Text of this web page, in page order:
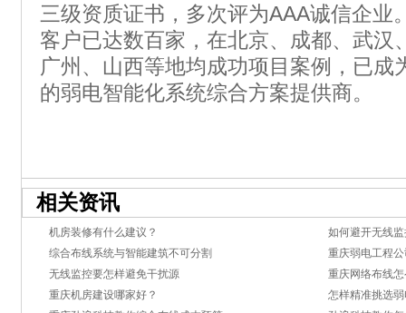
三级资质证书，多次评为AAA诚信企业
客户已达数百家，在北京、成都、武汉
广州、山西等地均成功项目案例，已成
的弱电智能化系统综合方案提供商。
相关资讯
机房装修有什么建议？
如何避开无线
综合布线系统与智能建筑不可分割
重庆弱电工程
无线监控要怎样避免干扰源
重庆网络布线
重庆机房建设哪家好？
怎样精准挑选